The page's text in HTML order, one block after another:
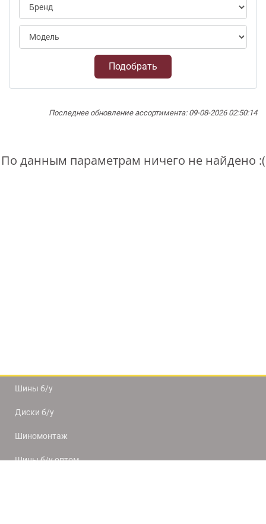
Подобрать
Последнее обновление ассортимента: 09-08-2026 02:50:14
По данным параметрам ничего не найдено :(
Шины б/у
Диски б/у
Шиномонтаж
Шины б/у оптом